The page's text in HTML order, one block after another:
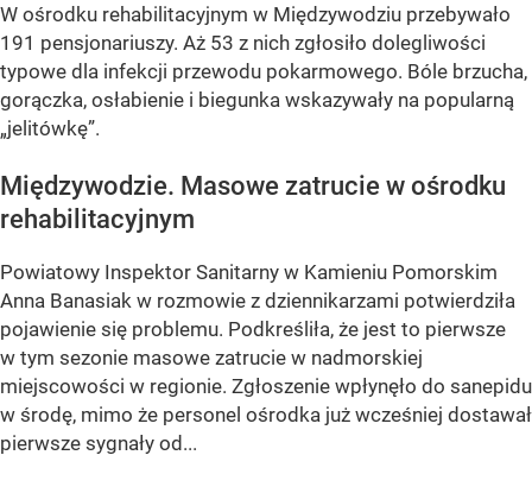
W ośrodku rehabilitacyjnym w Międzywodziu przebywało
191 pensjonariuszy. Aż 53 z nich zgłosiło dolegliwości
typowe dla infekcji przewodu pokarmowego. Bóle brzucha,
gorączka, osłabienie i biegunka wskazywały na popularną
„jelitówkę”.
Międzywodzie. Masowe zatrucie w ośrodku
rehabilitacyjnym
Powiatowy Inspektor Sanitarny w Kamieniu Pomorskim
Anna Banasiak w rozmowie z dziennikarzami potwierdziła
pojawienie się problemu. Podkreśliła, że jest to pierwsze
w tym sezonie masowe zatrucie w nadmorskiej
miejscowości w regionie. Zgłoszenie wpłynęło do sanepidu
w środę, mimo że personel ośrodka już wcześniej dostawał
pierwsze sygnały od...